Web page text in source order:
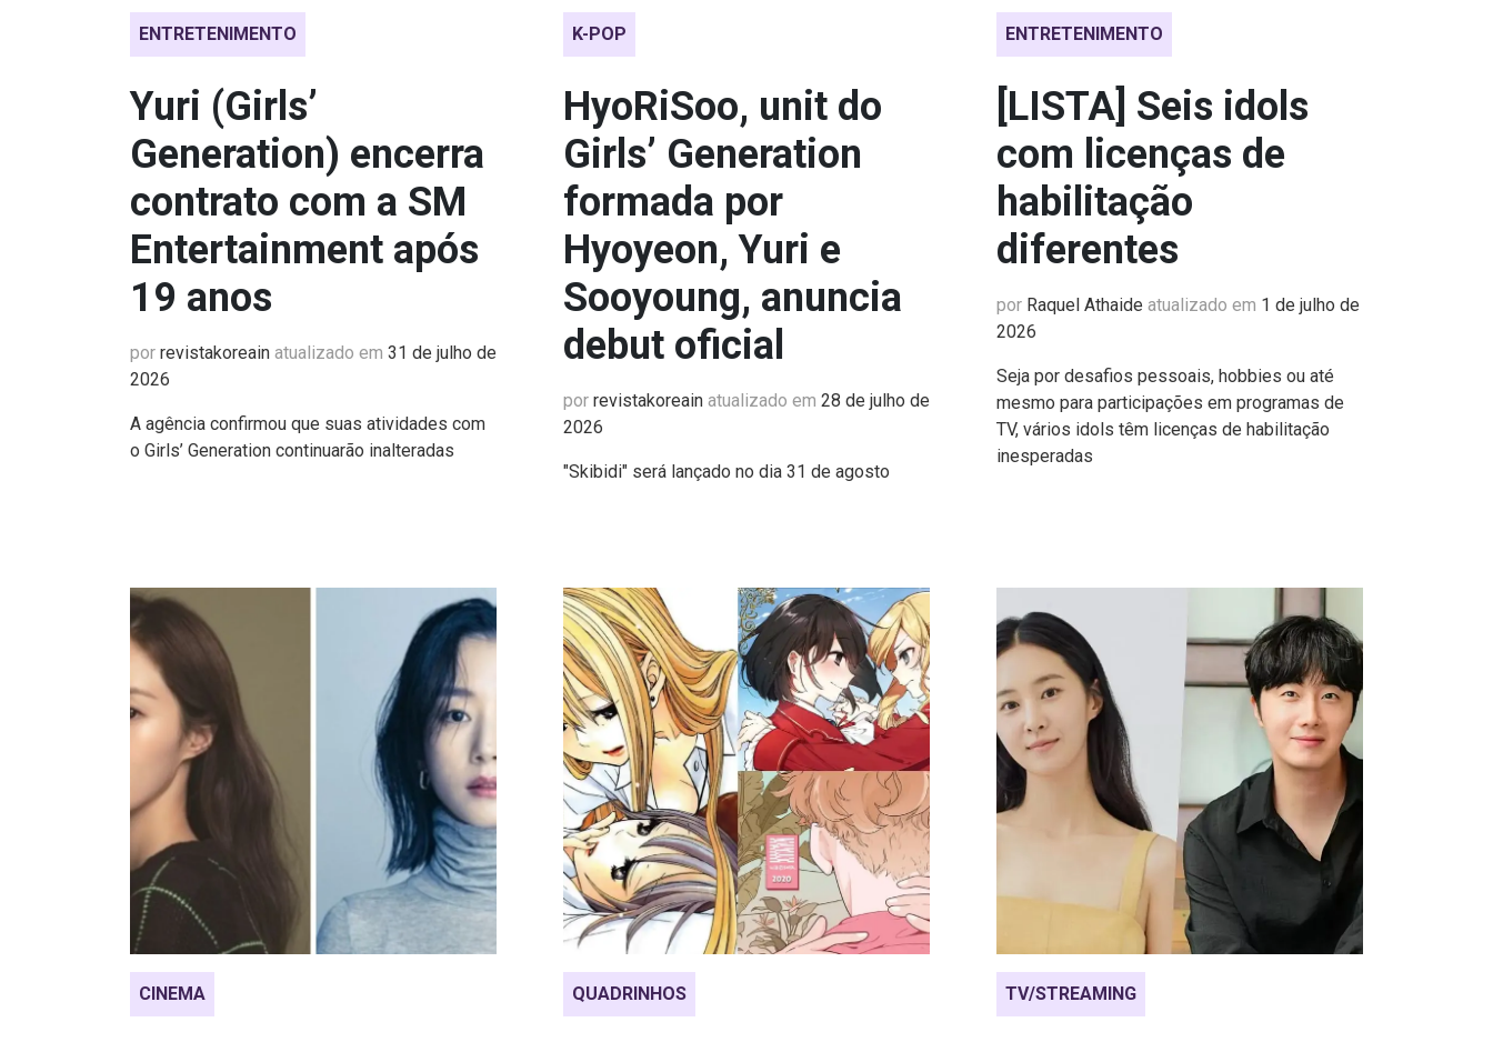
ENTRETENIMENTO
Yuri (Girls’
Generation) encerra
contrato com a SM
Entertainment após
19 anos
por revistakoreain atualizado em 31 de julho de
2026
A agência confirmou que suas atividades com
o Girls’ Generation continuarão inalteradas
K-POP
HyoRiSoo, unit do
Girls’ Generation
formada por
Hyoyeon, Yuri e
Sooyoung, anuncia
debut oficial
por revistakoreain atualizado em 28 de julho de
2026
"Skibidi" será lançado no dia 31 de agosto
ENTRETENIMENTO
[LISTA] Seis idols
com licenças de
habilitação
diferentes
por Raquel Athaide atualizado em 1 de julho de
2026
Seja por desafios pessoais, hobbies ou até
mesmo para participações em programas de
TV, vários idols têm licenças de habilitação
inesperadas
CINEMA QUADRINHOS TV/STREAMING